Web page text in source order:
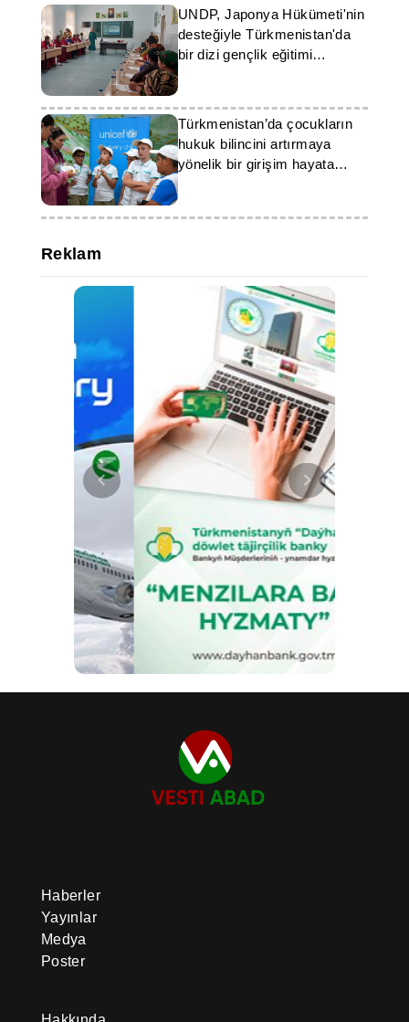
UNDP, Japonya Hükümeti'nin
desteğiyle Türkmenistan'da
bir dizi gençlik eğitimi
düzenledi
Türkmenistan’da çocukların
hukuk bilincini artırmaya
yönelik bir girişim hayata
geçirildi
Reklam
Haberler
Yayınlar
Medya
Poster